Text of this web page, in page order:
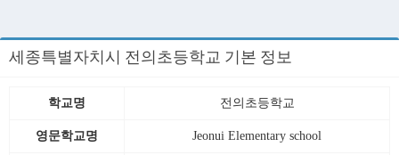
세종특별자치시 전의초등학교 기본 정보
학교명 전의초등학교
영문학교명 Jeonui Elementary school